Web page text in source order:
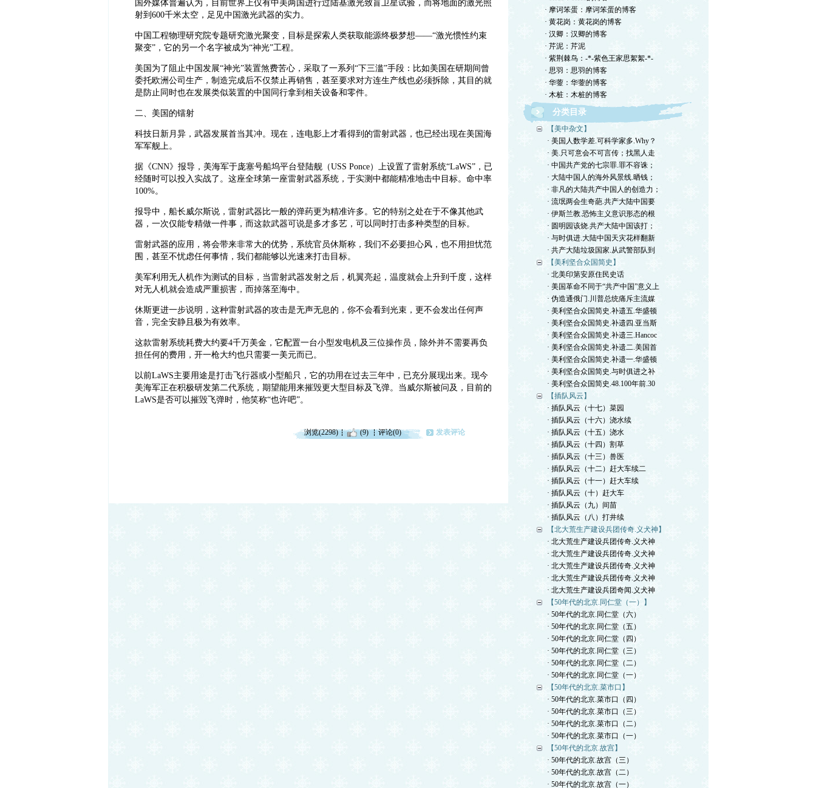
国外媒体普遍认为，目前世界上仅有中美两国进行过陆基激光致盲卫星试验，而将地面的激光照
射到600千米太空，足见中国激光武器的实力。
中国工程物理研究院专题研究激光聚变，目标是探索人类获取能源终极梦想——“激光惯性约束
聚变”，它的另一个名字被成为“神光”工程。
美国为了阻止中国发展“神光”装置煞费苦心，采取了一系列“下三滥”手段： 比如美国在研期间曾
委托欧洲公司生产，制造完成后不仅禁止再销售，甚至要求对方连生产线也必须拆除，其目的就
是防止同时也在发展类似装置的中国同行拿到相关设备和零件。
二、美国的镭射
科技日新月异，武器发展首当其冲。现在，连电影上才看得到的雷射武器，也已经出现在美国海
军军舰上。
据《CNN》报导，美海军于庞塞号船坞平台登陆舰（USS Ponce）上设置了雷射系统“LaWS”，已
经随时可以投入实战了。这座全球第一座雷射武器系统，于实测中都能精准地击中目标。命中率
100%。
报导中，船长威尔斯说，雷射武器比一般的弹药更为精准许多。它的特别之处在于不像其他武
器，一次仅能专精做一件事，而这款武器可说是多才多艺，可以同时打击多种类型的目标。
雷射武器的应用，将会带来非常大的优势，系统官员休斯称，我们不必要担心风，也不用担忧范
围，甚至不忧虑任何事情，我们都能够以光速来打击目标。
美军利用无人机作为测试的目标，当雷射武器发射之后，机翼亮起，温度就会上升到千度，这样
对无人机就会造成严重损害，而掉落至海中。
休斯更进一步说明，这种雷射武器的攻击是无声无息的，你不会看到光束，更不会发出任何声
音，完全安静且极为有效率。
这款雷射系统耗费大约要4千万美金，它配置一台小型发电机及三位操作员，除外并不需要再负
担任何的费用，开一枪大约也只需要一美元而已。
以前LaWS主要用途是打击飞行器或小型船只，它的功用在过去三年中，已充分展现出来。现今
美海军正在积极研发第二代系统，期望能用来摧毁更大型目标及飞弹。当威尔斯被问及，目前的
LaWS是否可以摧毁飞弹时，他笑称“也许吧”。
浏览(2298) (9) 评论(0) 发表评论
· 摩诃笨蛋：摩诃笨蛋的博客
· 黄花岗：黄花岗的博客
· 汉卿：汉卿的博客
· 芹泥：芹泥
· 紫荆棘鸟：-*-紫色王家思絮絮-*-
· 思羽：思羽的博客
· 华蓥：华蓥的博客
· 木桩：木桩的博客
分类目录
【美中杂文】
· 美国人数学差.可科学家多.Why？
· 美.只可意会不可言传；找黑人走
· 中国共产党的七宗罪.罪不容诛；
· 大陆中国人的海外风景线.晒钱；
· 非凡的大陆共产中国人的创造力；
· 流氓两会生奇葩.共产大陆中国要
· 伊斯兰教.恐怖主义意识形态的根
· 圆明园该烧.共产大陆中国该打；
· 与时俱进.大陆中国天灾花样翻新
· 共产大陆垃圾国家.从武警部队到
【美利坚合众国简史】
· 北美印第安原住民史话
· 美国革命不同于“共产中国”意义上
· 伪造通俄门.川普总统痛斥主流媒
· 美利坚合众国简史.补遗五.华盛顿
· 美利坚合众国简史.补遗四.亚当斯
· 美利坚合众国简史.补遗三.Hancoc
· 美利坚合众国简史.补遗二.美国首
· 美利坚合众国简史.补遗一.华盛顿
· 美利坚合众国简史.与时俱进之补
· 美利坚合众国简史.48.100年前.30
【插队风云】
· 插队风云（十七）菜园
· 插队风云（十六）浇水续
· 插队风云（十五）浇水
· 插队风云（十四）割草
· 插队风云（十三）兽医
· 插队风云（十二）赶大车续二
· 插队风云（十一）赶大车续
· 插队风云（十）赶大车
· 插队风云（九）间苗
· 插队风云（八）打井续
【北大荒生产建设兵团传奇.义犬神】
· 北大荒生产建设兵团传奇.义犬神
· 北大荒生产建设兵团传奇.义犬神
· 北大荒生产建设兵团传奇.义犬神
· 北大荒生产建设兵团传奇.义犬神
· 北大荒生产建设兵团奇闻.义犬神
【50年代的北京.同仁堂（一）】
· 50年代的北京.同仁堂（六）
· 50年代的北京.同仁堂（五）
· 50年代的北京.同仁堂（四）
· 50年代的北京.同仁堂（三）
· 50年代的北京.同仁堂（二）
· 50年代的北京.同仁堂（一）
【50年代的北京.菜市口】
· 50年代的北京.菜市口（四）
· 50年代的北京.菜市口（三）
· 50年代的北京.菜市口（二）
· 50年代的北京.菜市口（一）
【50年代的北京.故宫】
· 50年代的北京.故宫（三）
· 50年代的北京.故宫（二）
· 50年代的北京.故宫（一）